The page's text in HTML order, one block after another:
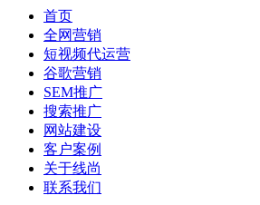
首页
全网营销
短视频代运营
谷歌营销
SEM推广
搜索推广
网站建设
客户案例
关于线尚
联系我们